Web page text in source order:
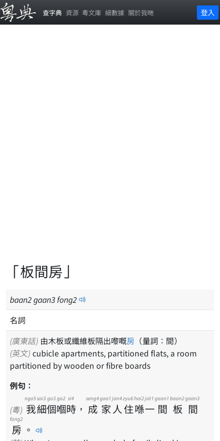
查字典 資源 粵文庫 細數據 關於我哋 登入
「板間房」
baan2gaan3fong2
名詞
(廣東話) 由木板或纖維板隔出嚟嘅房 （量詞：間）
(英文)
partitioned by wooden or fibre boards
例句：
(粵) 我
ngo5
細
sai3
個
go3
嗰
go2
時
si4
， 成
seng4
家
gaa1
人
jan4
住
zyu6
喺
hai2
一
jat1
間
gaan1
板
baan2
間
gaan3
房
fong2
。